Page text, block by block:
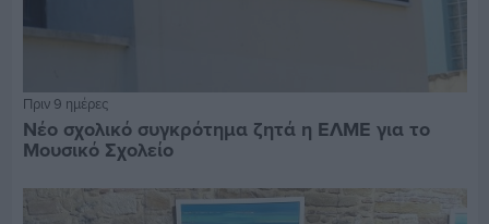
Πριν 9 ημέρες
Νέο σχολικό συγκρότημα ζητά η ΕΛΜΕ για το
Μουσικό Σχολείο